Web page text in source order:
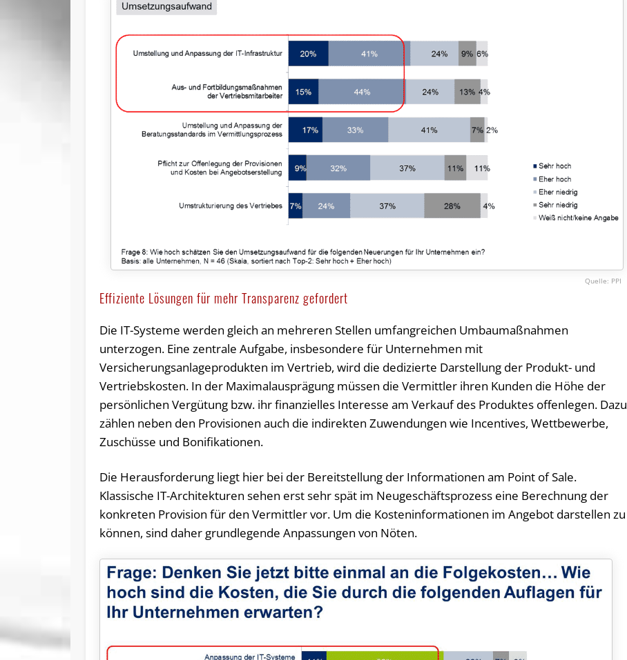
PPI
Effiziente Lösungen für mehr Transparenz gefordert
Die IT-Systeme werden gleich an mehreren Stellen umfangreichen Umbaumaßnahmen
unterzogen. Eine zentrale Aufgabe, insbesondere für Unternehmen mit
Versicherungsanlageprodukten im Vertrieb, wird die dedizierte Darstellung der Produkt- und
Vertriebskosten. In der Maximalausprägung müssen die Vermittler ihren Kunden die Höhe der
persönlichen Vergütung bzw. ihr finanzielles Interesse am Verkauf des Produktes offenlegen. Dazu
zählen neben den Provisionen auch die indirekten Zuwendungen wie Incentives, Wettbewerbe,
Zuschüsse und Bonifikationen.
Die Herausforderung liegt hier bei der Bereitstellung der Informationen am Point of Sale.
Klassische IT-Architekturen sehen erst sehr spät im Neugeschäftsprozess eine Berechnung der
konkreten Provision für den Vermittler vor. Um die Kosteninformationen im Angebot darstellen zu
können, sind daher grundlegende Anpassungen von Nöten.